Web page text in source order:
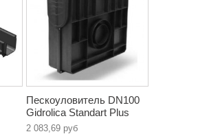
Пескоуловитель DN100
Gidrolica Standart Plus
2 083,69 руб